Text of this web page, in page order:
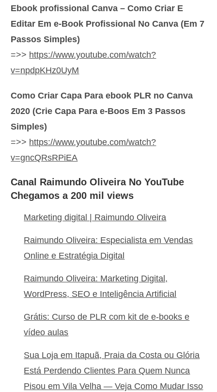
Ebook profissional Canva – Como Criar E
Editar Em e-Book Profissional No Canva (Em 7
Passos Simples)
=>> https://www.youtube.com/watch?
v=npdpKHz0UyM
Como Criar Capa Para ebook PLR no Canva
2020 (Crie Capa Para e-Boos Em 3 Passos
Simples)
=>> https://www.youtube.com/watch?
v=gncQRsRPiEA
Canal Raimundo Oliveira No YouTube
Chegamos a 200 mil views
Marketing digital | Raimundo Oliveira
Raimundo Oliveira: Especialista em Vendas
Online e Estratégia Digital
Raimundo Oliveira: Marketing Digital,
WordPress, SEO e Inteligência Artificial
Grátis: Curso de PLR com kit de e-books e
vídeo aulas
Sua Loja em Itapuã, Praia da Costa ou Glória
Está Perdendo Clientes Para Quem Nunca
Pisou em Vila Velha — Veja Como Mudar Isso